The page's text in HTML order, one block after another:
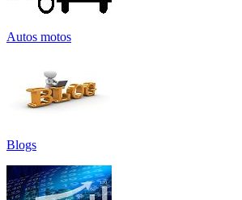
Autos motos
Blogs